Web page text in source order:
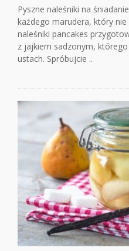
Pyszne naleśniki na
każdego marudera, który nie
naleśniki pancakes
z jajkiem sadzonym,
ustach. Spróbujcie ..